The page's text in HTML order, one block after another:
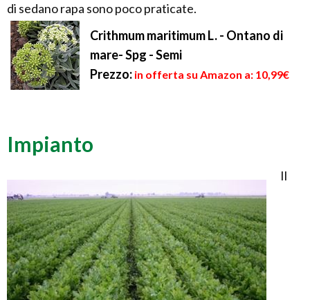
di sedano rapa sono poco praticate.
Crithmum maritimum L. - Ontano di
mare- Spg - Semi
Prezzo: in offerta su Amazon a: 10,99€
Impianto
Il